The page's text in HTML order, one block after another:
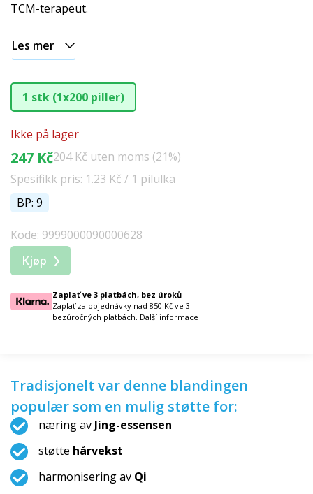
TCM-terapeut.
Les mer
1 stk (1x200 piller)
Ikke på lager
247 Kč204 Kč uten moms (21%)
Spesifikk pris: 1.23 Kč / 1 pilulka
BP: 9
Kode: 9999000090000628
Kjøp
Zaplať ve 3 platbách, bez úroků
Zaplať za objednávky nad 850 Kč ve 3
bezúročných platbách. Další informace
Tradisjonelt var denne blandingen
populær som en mulig støtte for:
næring av Jing-essensen
støtte hårvekst
harmonisering av Qi